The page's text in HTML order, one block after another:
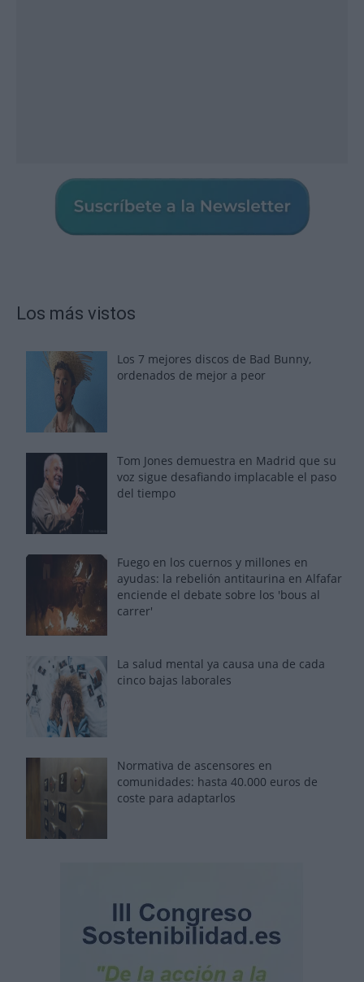
Los más vistos
Los 7 mejores discos de Bad Bunny,
ordenados de mejor a peor
Tom Jones demuestra en Madrid que su
voz sigue desafiando implacable el paso
del tiempo
Fuego en los cuernos y millones en
ayudas: la rebelión antitaurina en Alfafar
enciende el debate sobre los 'bous al
carrer'
La salud mental ya causa una de cada
cinco bajas laborales
Normativa de ascensores en
comunidades: hasta 40.000 euros de
coste para adaptarlos